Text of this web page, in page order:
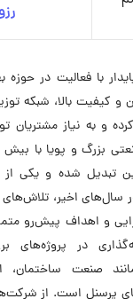
با فعالیت در حوزه
و کیفیت بالا، شبکه
و به نیاز مشتریان
تبدیل شده و یکی از
سال‌های اخیر، تلاش‌های
و اهداف پیش‌رو
در پروژه‌های
صنعت ساختمان،
پرسنل است. از